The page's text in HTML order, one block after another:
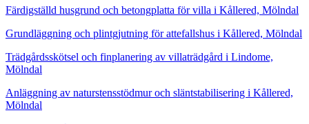
Färdigställd husgrund och betongplatta för villa i Kållered, Mölndal
Grundläggning och plintgjutning för attefallshus i Kållered, Mölndal
Trädgårdsskötsel och finplanering av villaträdgård i Lindome,
Mölndal
Anläggning av naturstensstödmur och släntstabilisering i Kållered,
Mölndal